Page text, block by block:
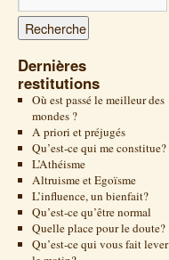
Dernières
restitutions
Où est passé le meilleur des
mondes ?
A priori et préjugés
Qu’est-ce qui me constitue?
L’Athéisme
Altruisme et Egoïsme
L’influence, un bienfait?
Qu’est-ce qu’être normal
Quelle place pour le doute?
Qu’est-ce qui vous fait lever